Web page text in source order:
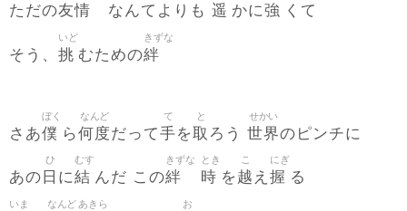
ただの友情 なんてよりも 遥 かに強 くて
そう、 挑
いど
むための絆
きずな
さあ僕
ぼく
ら何度
なんど
だって手
て
を取
と
ろう 世界
せかい
のピンチに
あの 日
ひ
に結
むす
んだ この絆
きずな
時
とき
を越
こ
え 握
にぎ
る
いま なんど あきら お